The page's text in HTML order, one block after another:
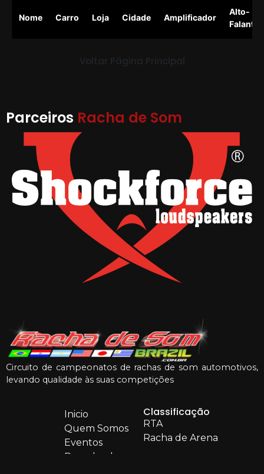
Nome Carro Loja Cidade Amplificador
Alto-
Falante
Voltar Página Principal
Parceiros Racha de Som
Circuito de campeonatos de rachas de som automotivos,
levando qualidade às suas competições
Inicio
Quem Somos
Eventos
Downloads
Classificação
RTA
Racha de Arena